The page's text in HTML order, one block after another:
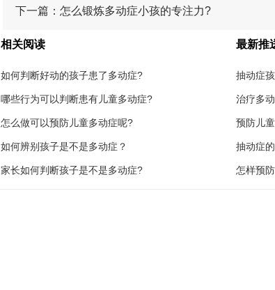
下一篇： 怎么锻炼多动症小孩的专注力?
相关阅读
如何判断好动的孩子患了多动症?
哪些行为可以判断患有儿童多动症?
怎么做可以预防儿童多动症呢?
如何辨别孩子是不是多动症？
家长如何判断孩子是不是多动症?
最新推
抽动症
治疗多
预防儿
抽动症
怎样预